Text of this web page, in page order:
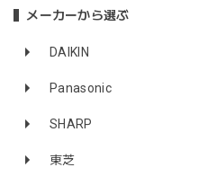
メーカーから選ぶ
DAIKIN
Panasonic
SHARP
東芝